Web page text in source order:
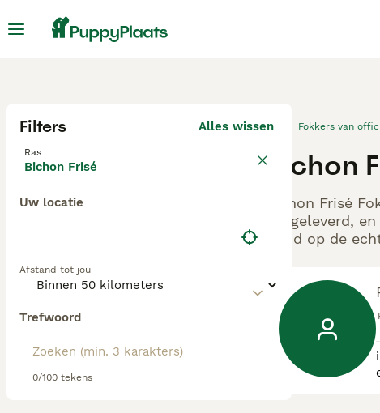
Filters Alles wissen
Ras
Bichon Frisé
Uw locatie
Afstand tot jou
Trefwoord
0/100 tekens
Fokkers van
Bichon
Bichon Frisé
aangeleverd,
altijd op de